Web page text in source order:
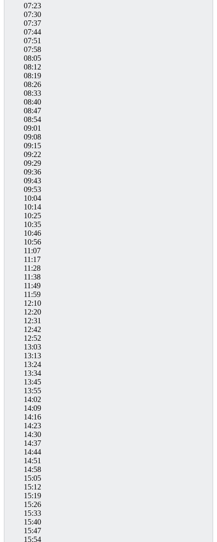
07:23
07:30
07:37
07:44
07:51
07:58
08:05
08:12
08:19
08:26
08:33
08:40
08:47
08:54
09:01
09:08
09:15
09:22
09:29
09:36
09:43
09:53
10:04
10:14
10:25
10:35
10:46
10:56
11:07
11:17
11:28
11:38
11:49
11:59
12:10
12:20
12:31
12:42
12:52
13:03
13:13
13:24
13:34
13:45
13:55
14:02
14:09
14:16
14:23
14:30
14:37
14:44
14:51
14:58
15:05
15:12
15:19
15:26
15:33
15:40
15:47
15:54